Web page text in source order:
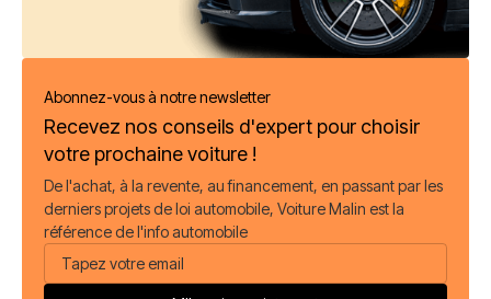
Abonnez-vous à notre newsletter
Recevez nos conseils d'expert pour choisir
votre prochaine voiture !
De l'achat, à la revente, au financement, en passant par les
derniers projets de loi automobile, Voiture Malin est la
référence de l'info automobile